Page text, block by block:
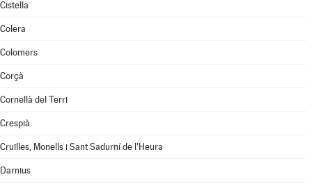
Cistella
Colera
Colomers
Corçà
Cornellà del Terri
Crespià
Cruïlles, Monells i Sant Sadurní de l'Heura
Darnius